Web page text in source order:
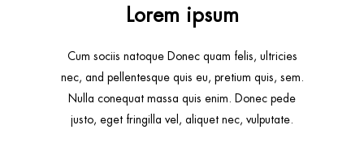
Lorem ipsum
Cum sociis natoque Donec quam felis, ultricies
nec, and pellentesque quis eu, pretium quis, sem.
Nulla conequat massa quis enim. Donec pede
justo, eget fringilla vel, aliquet nec, vulputate.